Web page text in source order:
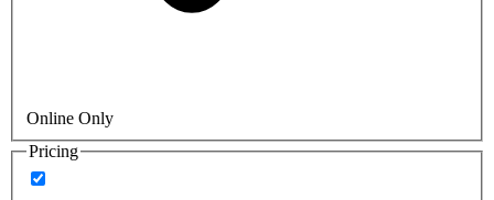
Online Only
Pricing